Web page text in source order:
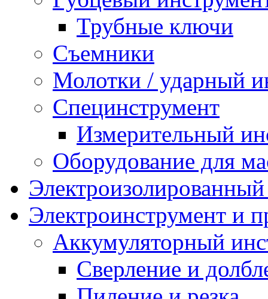
Трубные ключи
Съемники
Молотки / ударный
Специнструмент
Измерительный
Оборудование для
Электроинструмент и
Аккумуляторный
Сверление и